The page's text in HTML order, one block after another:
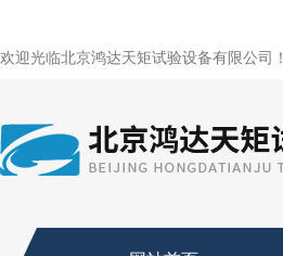
欢迎光临北京鸿达天矩试验设备有限公司！